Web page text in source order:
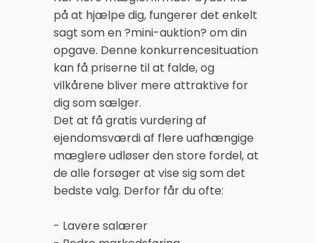
på at hjælpe dig, fungerer det enkelt
sagt som en ?mini-auktion? om din
opgave. Denne konkurrencesituation
kan få priserne til at falde, og
vilkårene bliver mere attraktive for
dig som sælger.
Det at få gratis vurdering af
ejendomsværdi af flere uafhængige
mæglere udløser den store fordel, at
de alle forsøger at vise sig som det
bedste valg. Derfor får du ofte:
- Lavere salærer